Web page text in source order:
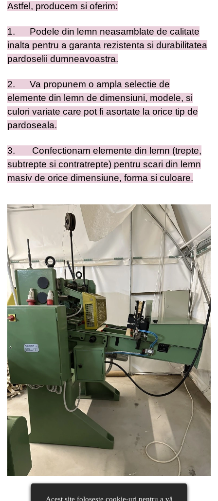
Astfel, producem si oferim:
1. Podele din lemn neasamblate de calitate
inalta pentru a garanta rezistenta si durabilitatea
pardoselii dumneavoastra.
2. Va propunem o ampla selectie de
elemente din lemn de dimensiuni, modele, si
culori variate care pot fi asortate la orice tip de
pardoseala.
3.
Confectionam elemente din lemn (trepte,
subtrepte si contratrepte) pentru scari din lemn
masiv de orice dimensiune, forma si culoare.
Acest site folosește cookie-uri pentru a vă